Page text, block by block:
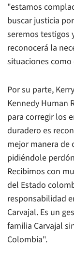
"estamos
buscar justicia
seremos testigos
reconocerá la
situaciones
Por su parte,
Kennedy Human
para corregir los
duradero es
mejor manera de
pidiéndole
Recibimos con
del Estado
responsabilidad
Carvajal. Es un
familia Carvajal
Colombia".